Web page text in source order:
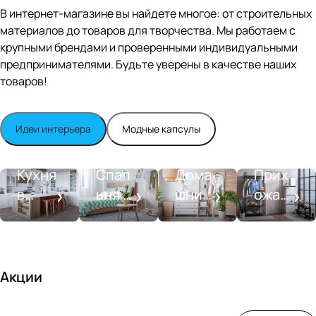
n
Whit
e
satin
В интернет-магазине вы найдете многое: от строительных
материалов до товаров для творчества. Мы работаем с
крупными брендами и проверенными индивидуальными
предпринимателями. Будьте уверены в качестве наших
товаров!
Идеи интерьера Модные капсулы
Кухня
в
стиле
Спал
ьня в
совре
Дома
шний
SPA-
Прих
ожая
со
Акции